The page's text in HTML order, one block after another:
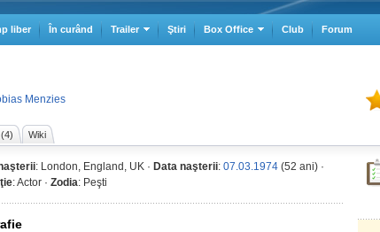
liber În curând Trailer Ştiri Box Office Club Forum
Menzies
Wiki
: London, England, UK · Data naşterii: 07.03.1974 (52 ani) ·
: Actor · Zodia: Peşti